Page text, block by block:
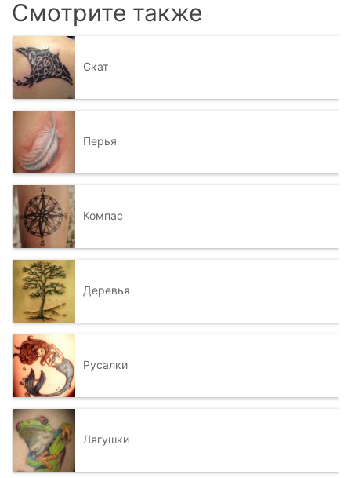
Смотрите также
Скат
Перья
Компас
Деревья
Русалки
Лягушки